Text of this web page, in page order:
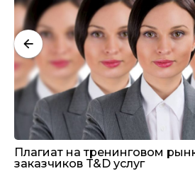
Плагиат на тренинговом
заказчиков T&D услуг